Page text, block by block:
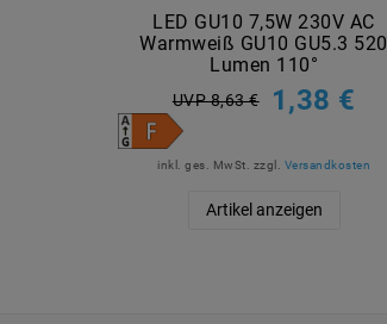
LED GU10 7,5W 230V AC
Warmweiß GU10 GU5.3 520
Lumen 110°
UVP 8,63 € 1,38 €
inkl. ges. MwSt. zzgl. Versandkosten
Artikel anzeigen